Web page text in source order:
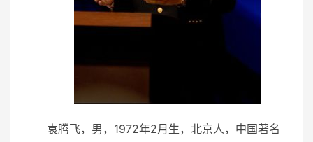
袁腾飞，男，1972年2月生，北京人，中国著名